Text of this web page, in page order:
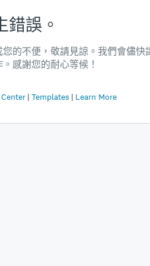
錯誤。
的不便，敬請見諒。我們會儘快
感謝您的耐心等候！
Templates Learn More